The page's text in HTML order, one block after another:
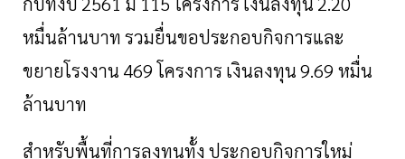
หมื่นล้านบาทรวมยื่นขอประกอบกิจการและ
ขยายโรงงาน 469โครงการ เงินลงทุน9.69 หมื่น
ล้านบาท
สำหรับพื้นที่การลงทุนทั้งประกอบกิจการใหม่